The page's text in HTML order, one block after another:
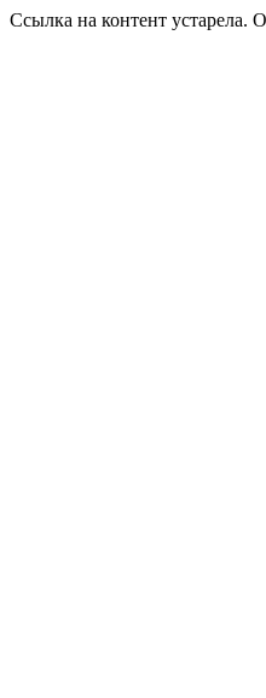
Ссылка на контент устарела.